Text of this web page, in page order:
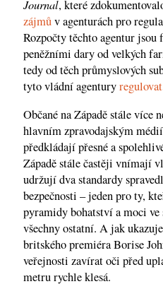
Journal, které
zájmův agenturách pro
Rozpočty těchto agentur jsou
peněžními dary od velkých
tedy od těch průmyslových
tyto vládní agenturyregulovat
Občané na Západě stále více
hlavním zpravodajským
předkládají přesné a
Západě stále častěji vnímají
udržují dva standardy
bezpečnosti – jeden pro ty,
pyramidy bohatství a moci
všechny ostatní. A jak
britského premiéra Borise
veřejnosti zavírat oči před
metru rychle klesá.